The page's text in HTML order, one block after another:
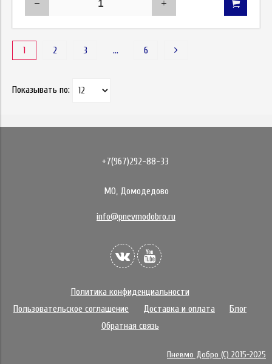
1 2 3 … 6
Показывать по:
+7(967)292-88-33
МО, Домодедово
info@pnevmodobro.ru
Политика конфиденциальности
Пользовательское соглашение
Доставка и оплата
Блог
Обратная связь
Пневмо Добро (С) 2015-2025